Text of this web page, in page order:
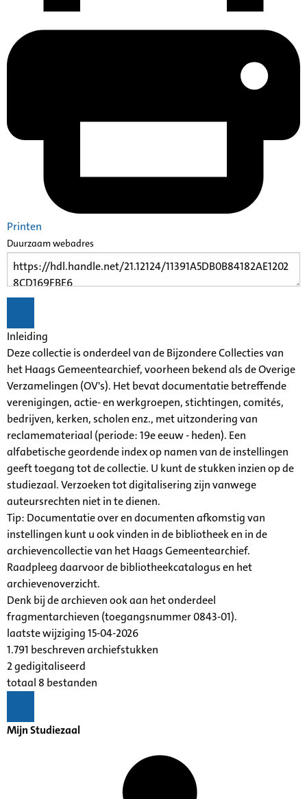
Printen
Duurzaam webadres
Inleiding
Deze collectie is onderdeel van de Bijzondere Collecties van
het Haags Gemeentearchief, voorheen bekend als de Overige
Verzamelingen (OV's). Het bevat documentatie betreffende
verenigingen, actie- en werkgroepen, stichtingen, comités,
bedrijven, kerken, scholen enz., met uitzondering van
reclamemateriaal (periode: 19e eeuw - heden). Een
alfabetische geordende index op namen van de instellingen
geeft toegang tot de collectie. U kunt de stukken inzien op de
studiezaal. Verzoeken tot digitalisering zijn vanwege
auteursrechten niet in te dienen.
Tip: Documentatie over en documenten afkomstig van
instellingen kunt u ook vinden in de bibliotheek en in de
archievencollectie van het Haags Gemeentearchief.
Raadpleeg daarvoor de bibliotheekcatalogus en het
archievenoverzicht.
Denk bij de archieven ook aan het onderdeel
fragmentarchieven (toegangsnummer 0843-01).
laatste wijziging 15-04-2026
1.791 beschreven archiefstukken
2 gedigitaliseerd
totaal 8 bestanden
Mijn Studiezaal